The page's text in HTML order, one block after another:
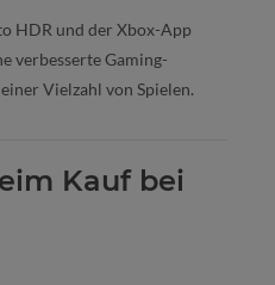
HDR und der Xbox-App
verbesserte Gaming-
Vielzahl von Spielen.
Kauf bei